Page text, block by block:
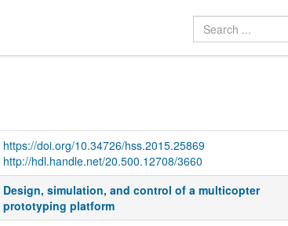
https://doi.org/10.34726/hss.2015.25869
http://hdl.handle.net/20.500.12708/3660
Design, simulation, and control of a multicopter
prototyping platform